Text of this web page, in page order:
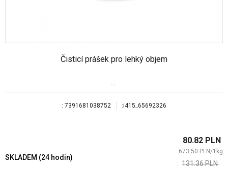
Čisticí prášek pro lehký objem
...
: 7391681038752 :i415_65692326
SKLADEM (24 hodin)
80.82 PLN
673.50 PLN/1 kg
: 131.36PLN